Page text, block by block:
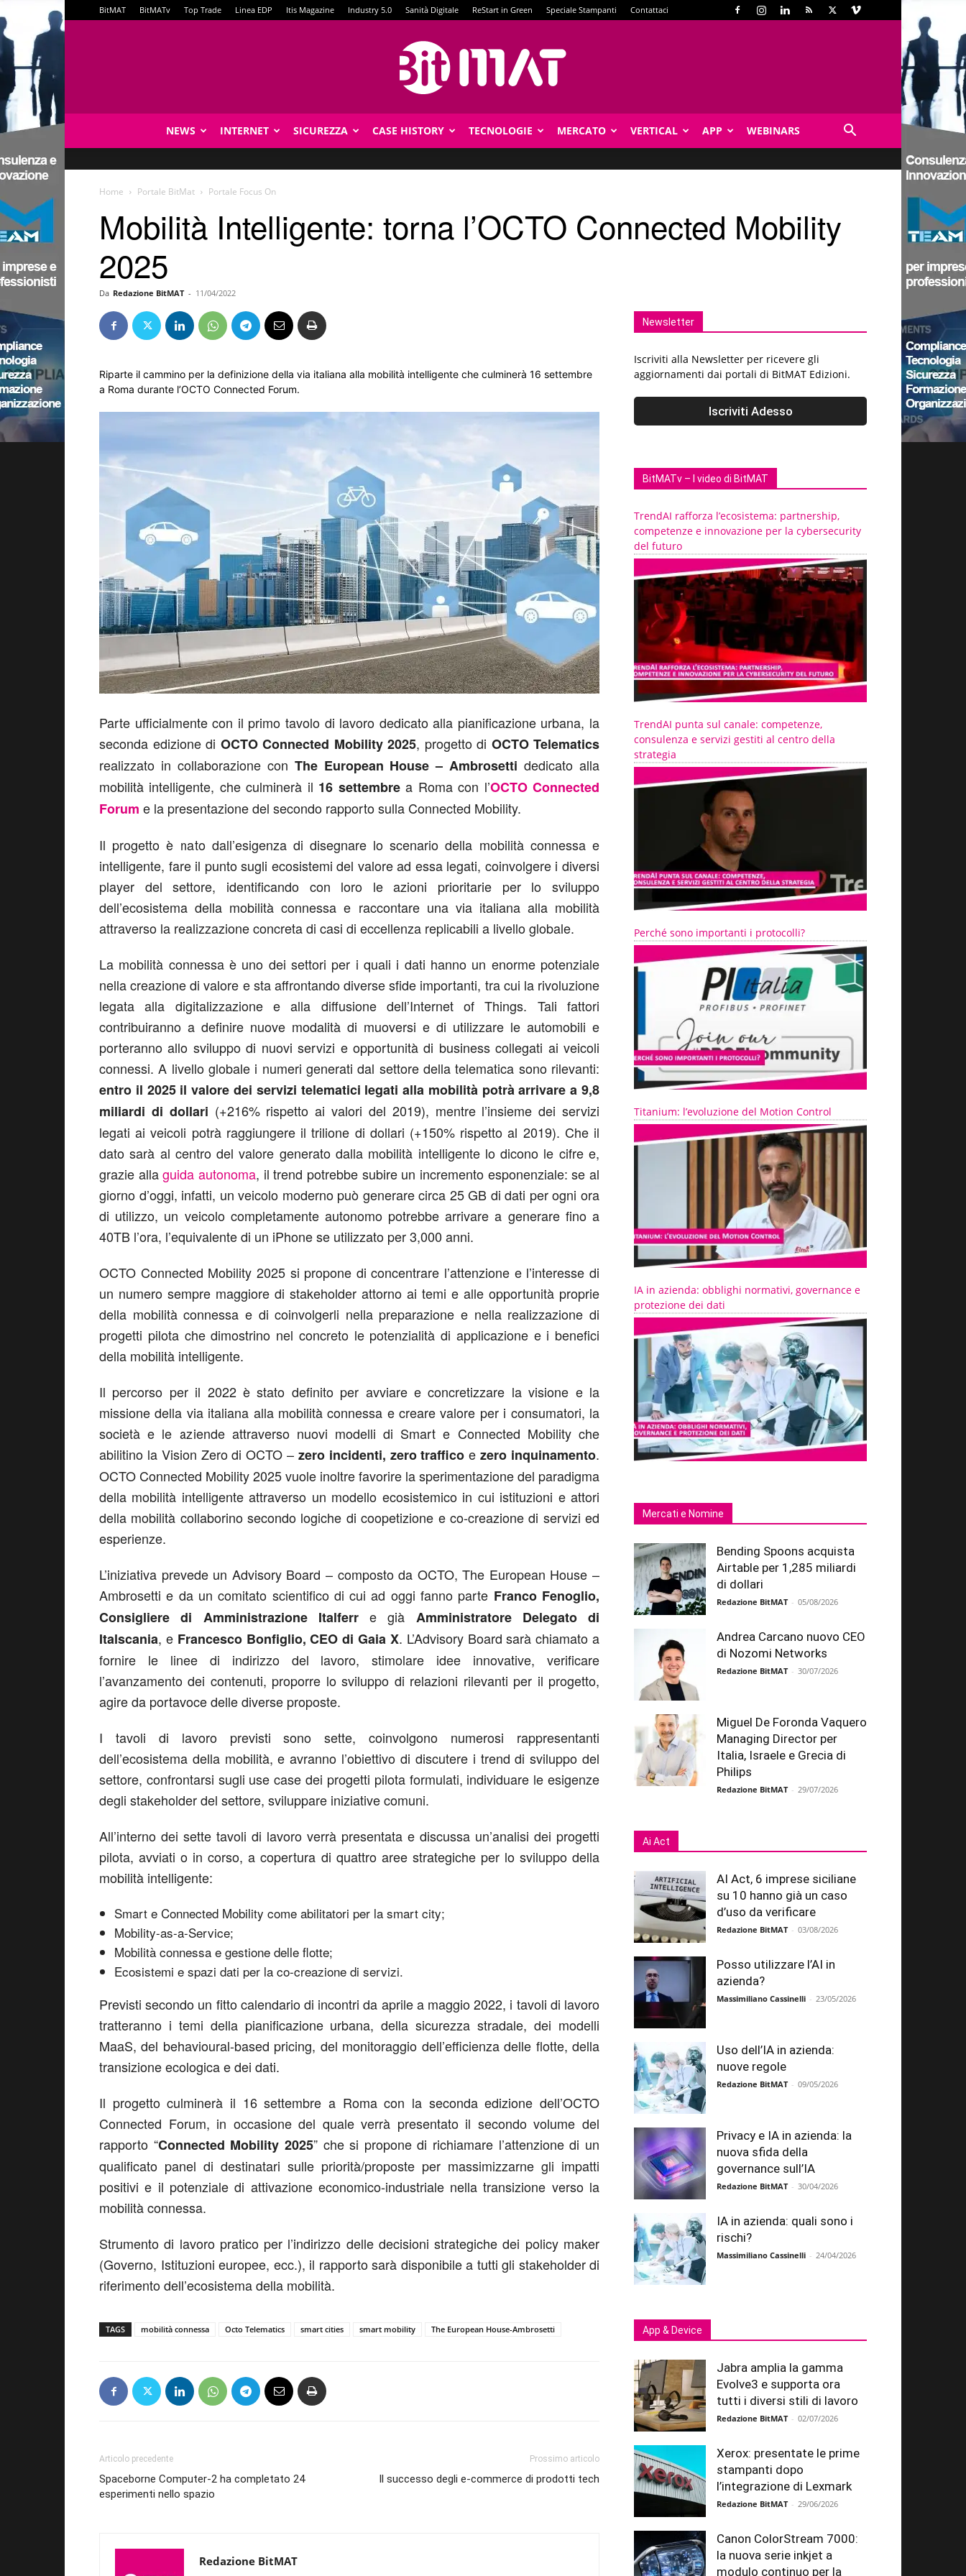
BitMAT BitMATv Top Trade Linea EDP Itis Magazine Industry 5.0 Sanità Digitale ReStart in Green Speciale Stampanti Contattaci
NEWS INTERNET SICUREZZA CASE HISTORY TECNOLOGIE MERCATO VERTICAL APP WEBINARS
Home Portale BitMat Portale Focus On
Mobilità Intelligente: torna l’OCTO Connected Mobility
2025
Da Redazione BitMAT - 11/04/2022
Riparte il cammino per la definizione della via italiana alla mobilità intelligente che culminerà 16 settembre
a Roma durante l’OCTO Connected Forum.
Parte ufficialmente con il primo tavolo di lavoro dedicato alla pianificazione urbana, la
seconda edizione di OCTO Connected Mobility 2025, progetto di OCTO Telematics
realizzato in collaborazione con The European House – Ambrosetti dedicato alla
mobilità intelligente, che culminerà il 16 settembrea Roma con l’OCTO Connected
Forum e la presentazione del secondo rapporto sulla Connected Mobility.
Il progetto è nato dall’esigenza di disegnare lo scenario della mobilità connessa e
intelligente, fare il punto sugli ecosistemi del valore ad essa legati, coinvolgere i diversi
player del settore, identificando con loro le azioni prioritarie per lo sviluppo
dell’ecosistema della mobilità connessa e raccontare una via italiana alla mobilità
attraverso la realizzazione concreta di casi di eccellenza replicabili a livello globale.
La mobilità connessa è uno dei settori per i quali i dati hanno un enorme potenziale
nella creazione di valore e sta affrontando diverse sfide importanti, tra cui la rivoluzione
legata alla digitalizzazione e alla diffusione dell’Internet of Things. Tali fattori
contribuiranno a definire nuove modalità di muoversi e di utilizzare le automobili e
porteranno allo sviluppo di nuovi servizi e opportunità di business collegati ai veicoli
connessi. A livello globale i numeri generati dal settore della telematica sono rilevanti:
entro il 2025 il valore dei servizi telematici legati alla mobilità potrà arrivare a 9,8
miliardi di dollari (+216% rispetto ai valori del 2019), mentre l’insieme dei servizi
legati ai veicoli potrà raggiungere il trilione di dollari (+150% rispetto al 2019). Che il
dato sarà al centro del valore generato dalla mobilità intelligente lo dicono le cifre e,
grazie allaguida autonoma, il trend potrebbe subire un incremento esponenziale: se al
giorno d’oggi, infatti, un veicolo moderno può generare circa 25 GB di dati per ogni ora
di utilizzo, un veicolo completamente autonomo potrebbe arrivare a generare fino a
40TB l’ora, l’equivalente di un iPhone se utilizzato per 3,000 anni.
OCTO Connected Mobility 2025 si propone di concentrare l’attenzione e l’interesse di
un numero sempre maggiore di stakeholder attorno ai temi e alle opportunità proprie
della mobilità connessa e di coinvolgerli nella preparazione e nella realizzazione di
progetti pilota che dimostrino nel concreto le potenzialità di applicazione e i benefici
della mobilità intelligente.
Il percorso per il 2022 è stato definito per avviare e concretizzare la visione e la
missione della via italiana alla mobilità connessa e creare valore per i consumatori, la
società e le aziende attraverso nuovi modelli di Smart e Connected Mobility che
abilitino la Vision Zero di OCTO – zero incidenti, zero traffico ezero inquinamento.
OCTO Connected Mobility 2025 vuole inoltre favorire la sperimentazione del paradigma
della mobilità intelligente attraverso un modello ecosistemico in cui istituzioni e attori
della mobilità collaborino secondo logiche di coopetizione e co-creazione di servizi ed
esperienze.
L’iniziativa prevede un Advisory Board – composto da OCTO, The European House –
Ambrosetti e da un comitato scientifico di cui ad oggi fanno parte Franco Fenoglio,
Consigliere di Amministrazione Italferre già Amministratore Delegato di
Italscania, e Francesco Bonfiglio, CEO di Gaia X. L’Advisory Board sarà chiamato a
fornire le linee di indirizzo del lavoro, stimolare idee innovative, verificare
l’avanzamento dei contenuti, proporre lo sviluppo di relazioni rilevanti per il progetto,
agire da portavoce delle diverse proposte.
I tavoli di lavoro previsti sono sette, coinvolgono numerosi rappresentanti
dell’ecosistema della mobilità, e avranno l’obiettivo di discutere i trend di sviluppo del
settore, confrontarsi sugli use case dei progetti pilota formulati, individuare le esigenze
degli stakeholder del settore, sviluppare iniziative comuni.
All’interno dei sette tavoli di lavoro verrà presentata e discussa un’analisi dei progetti
pilota, avviati o in corso, a copertura di quattro aree strategiche per lo sviluppo della
mobilità intelligente:
Smart e Connected Mobility come abilitatori per la smart city;
Mobility-as-a-Service;
Mobilità connessa e gestione delle flotte;
Ecosistemi e spazi dati per la co-creazione di servizi.
Previsti secondo un fitto calendario di incontri da aprile a maggio 2022, i tavoli di lavoro
tratteranno i temi della pianificazione urbana, della sicurezza stradale, dei modelli
MaaS, del behavioural-based pricing, del monitoraggio dell’efficienza delle flotte, della
transizione ecologica e dei dati.
Il progetto culminerà il 16 settembre a Roma con la seconda edizione dell’OCTO
Connected Forum, in occasione del quale verrà presentato il secondo volume del
rapporto “Connected Mobility 2025” che si propone di richiamare l’attenzione di un
qualificato panel di destinatari sulle priorità/proposte per massimizzarne gli impatti
positivi e il potenziale di attivazione economico-industriale nella transizione verso la
mobilità connessa.
Strumento di lavoro pratico per l’indirizzo delle decisioni strategiche dei policy maker
(Governo, Istituzioni europee, ecc.), il rapporto sarà disponibile a tutti gli stakeholder di
riferimento dell’ecosistema della mobilità.
TAGS mobilità connessa Octo Telematics smart cities smart mobility The European House-Ambrosetti
Articolo precedente
Spaceborne Computer-2 ha completato 24
esperimenti nello spazio
Prossimo articolo
Il successo degli e-commerce di prodotti tech
Redazione BitMAT
Newsletter
Iscriviti alla Newsletter per ricevere gli
aggiornamenti dai portali di BitMAT Edizioni.
BitMATv – I video di BitMAT
TrendAI rafforza l’ecosistema: partnership,
competenze e innovazione per la cybersecurity
del futuro
TrendAI punta sul canale: competenze,
consulenza e servizi gestiti al centro della
strategia
Perché sono importanti i protocolli?
Titanium: l’evoluzione del Motion Control
IA in azienda: obblighi normativi, governance e
protezione dei dati
Mercati e Nomine
Bending Spoons acquista
Airtable per 1,285 miliardi
di dollari
Redazione BitMAT - 05/08/2026
Andrea Carcano nuovo CEO
di Nozomi Networks
Redazione BitMAT - 30/07/2026
Miguel De Foronda Vaquero
Managing Director per
Italia, Israele e Grecia di
Philips
Redazione BitMAT - 29/07/2026
Ai Act
AI Act, 6 imprese siciliane
su 10 hanno già un caso
d’uso da verificare
Redazione BitMAT - 03/08/2026
Posso utilizzare l’AI in
azienda?
Massimiliano Cassinelli - 23/05/2026
Uso dell’IA in azienda:
nuove regole
Redazione BitMAT - 09/05/2026
Privacy e IA in azienda: la
nuova sfida della
governance sull’IA
Redazione BitMAT - 30/04/2026
IA in azienda: quali sono i
rischi?
Massimiliano Cassinelli - 24/04/2026
App & Device
Jabra amplia la gamma
Evolve3 e supporta ora
tutti i diversi stili di lavoro
Redazione BitMAT - 02/07/2026
Xerox: presentate le prime
stampanti dopo
l’integrazione di Lexmark
Redazione BitMAT - 29/06/2026
Canon ColorStream 7000:
la nuova serie inkjet a
modulo continuo per la